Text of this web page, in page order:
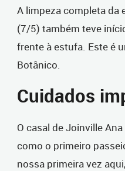
A limpeza completa da
(7/5) também teve
frente à estufa. Este é
Botânico.
Cuidados
O casal de Joinville
como o primeiro
nossa primeira vez